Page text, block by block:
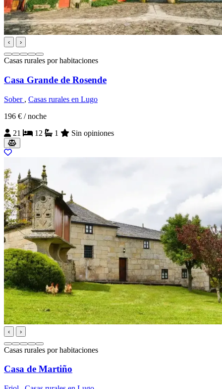
‹ ›
Casas rurales por habitaciones
Casa Grande de Rosende
Sober , Casas rurales en Lugo
196 € / noche
21
12 1 Sin opiniones
‹ ›
Casas rurales por habitaciones
Casa de Martiño